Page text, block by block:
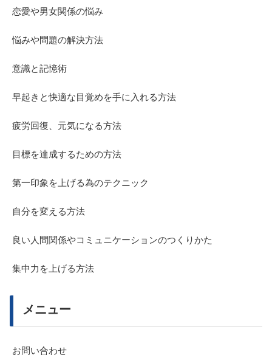
恋愛や男女関係の悩み
悩みや問題の解決方法
意識と記憶術
早起きと快適な目覚めを手に入れる方法
疲労回復、元気になる方法
目標を達成するための方法
第一印象を上げる為のテクニック
自分を変える方法
良い人間関係やコミュニケーションのつくりかた
集中力を上げる方法
メニュー
お問い合わせ